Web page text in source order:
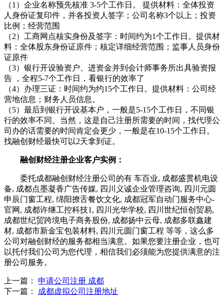
（1）企业名称预先核准 3-5个工作日。 提供材料：全体投资
人身份证复印件，并各投资人签字；公司名称3个以上；投资
比例；经营范围
（2）工商网点核实身份及签字：时间约为1个工作日。提供材
料：全体股东身份证原件；核定详细经营范围；监事人员身份
证原件
（3）银行开设验资户、进资金并到会计师事务所出具验资报
告 ，全程5-7个工作日，看银行的效率了
（4）办理三证：时间约为约15个工作日。提供材料：公司经
营地信息；财务人员信息。
（5）最后到银行开设基本户，一般是5-15个工作日，不同银
行的效率不同。当然，这是自己注册所需要的时间，找代理公
司办的话需要的时间肯定会更少，一般是在10-15个工作日。
找融创财经最快可以2天拿到证。
融创财经注册企业客户实例：
委托成都融创财经注册公司的有 车百业, 成都盛贯机电设
备, 成都点墨凝香广告传媒, 四川义诚企业管理咨询, 四川元圆
申辰门窗工程, 绵阳撩舌餐饮文化, 成都冠军自动门服务中心-
官网, 成都许继工控科技1, 四川光华学校, 四川世纪恒创贸易,
成都世纪贸跨境电子商务股份, 成都扬中云母, 成都多联鑫建
材, 成都市新金宝包装材料, 四川元圆门窗工程 等等，这么多
公司对融创财经的服务都相当满意。如果您要注册企业，也可
以托付我们公司为您代理，相信我们必须能为您提供满意的注
册公司服务。
上一篇： 申请公司注册 成都
下一篇：
成都虚拟公司注册地址